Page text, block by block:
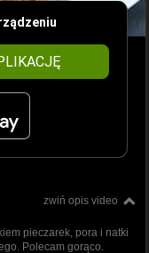
zwiń opis video
pieczarek, pora i natki
Polecam gorąco.